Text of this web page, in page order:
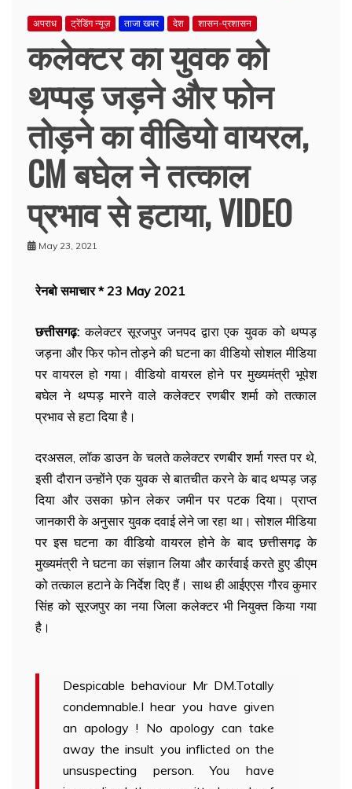
अपराध ट्रेंडिंग न्यूज़ ताजा खबर देश शासन-प्रशासन
कलेक्टर का युवक को
थप्पड़ जड़ने और फोन
तोड़ने का वीडियो वायरल,
CM बघेल ने तत्काल
प्रभाव से हटाया, VIDEO
May 23, 2021
रेनबो समाचार * 23 May 2021
छत्तीसगढ़:कलेक्टर सूरजपुर जनपद द्वारा एक युवक को थप्पड़
जड़ना और फिर फोन तोड़ने की घटना का वीडियो सोशल मीडिया
पर वायरल हो गया। वीडियो वायरल होने पर मुख्यमंत्री भूपेश
बघेल ने थप्पड़ मारने वाले कलेक्टर रणबीर शर्मा को तत्काल
प्रभाव से हटा दिया है।
दरअसल, लॉक डाउन के चलते कलेक्टर रणबीर शर्मा गस्त पर थे,
इसी दौरान उन्होंने एक युवक से बातचीत करने के बाद थप्पड़ जड़
दिया और उसका फ़ोन लेकर जमीन पर पटक दिया। प्राप्त
जानकारी के अनुसार युवक दवाई लेने जा रहा था। सोशल मीडिया
पर इस घटना का वीडियो वायरल होने के बाद छत्तीसगढ़ के
मुख्यमंत्री ने घटना का संज्ञान लिया और कार्रवाई करते हुए डीएम
को तत्काल हटाने के निर्देश दिए हैं। साथ ही आईएएस गौरव कुमार
सिंह को सूरजपुर का नया जिला कलेक्टर भी नियुक्त किया गया
है।
Despicable behaviour Mr DM.Totally
condemnable.I hear you have given
an apology ! No apology can take
away the insult you inflicted on the
unsuspecting person. You have